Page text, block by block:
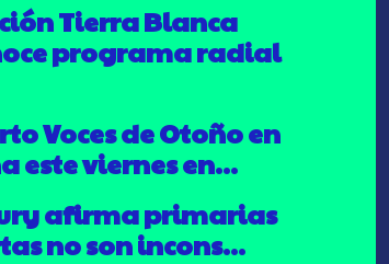
Tierra Blanca
programa radial
Voces de Otoño en
este viernes en...
afirma primarias
no son incons...